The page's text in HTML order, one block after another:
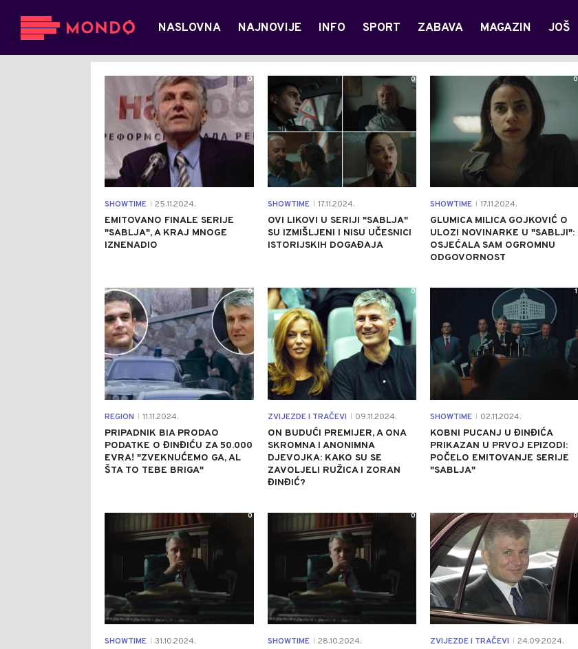
NASLOVNA NAJNOVIJE INFO SPORT ZABAVA MAGAZIN JOŠ
SHOWTIME 25.11.2024.
EMITOVANO FINALE SERIJE
"SABLJA", A KRAJ MNOGE
IZNENADIO
0
SHOWTIME 17.11.2024.
OVI LIKOVI U SERIJI "SABLJA"
SU IZMIŠLJENI I NISU UČESNICI
ISTORIJSKIH DOGAĐAJA
0
SHOWTIME 17.11.2024.
GLUMICA MILICA GOJKOVIĆ O
ULOZI NOVINARKE U "SABLJI":
OSJEĆALA SAM OGROMNU
ODGOVORNOST
0
REGION 11.11.2024.
PRIPADNIK BIA PRODAO
PODATKE O ĐINĐIĆU ZA 50.000
EVRA! "ZVEKNUĆEMO GA, AL
ŠTA TO TEBE BRIGA"
0
ZVIJEZDE I TRAČEVI 09.11.2024.
ON BUDUĆI PREMIJER, A ONA
SKROMNA I ANONIMNA
DJEVOJKA: KAKO SU SE
ZAVOLJELI RUŽICA I ZORAN
ĐINĐIĆ?
0
SHOWTIME 02.11.2024.
KOBNI PUCANJ U ĐINĐIĆA
PRIKAZAN U PRVOJ EPIZODI:
POČELO EMITOVANJE SERIJE
"SABLJA"
1
SHOWTIME 31.10.2024.
0
SHOWTIME 28.10.2024.
0
ZVIJEZDE I TRAČEVI 24.09.2024.
0